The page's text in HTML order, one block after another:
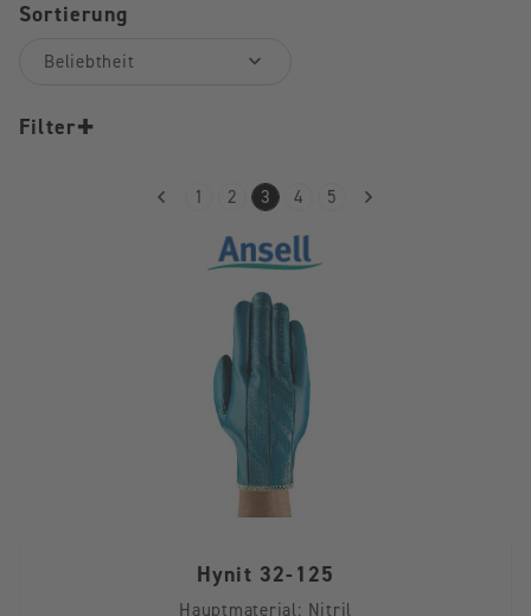
Sortierung
Filter+
1 2 3 4 5
Hynit 32-125
Hauptmaterial: Nitril